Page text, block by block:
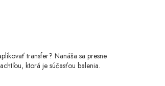
transfer? Nanáša sa presne
ktorá je súčasťou balenia.